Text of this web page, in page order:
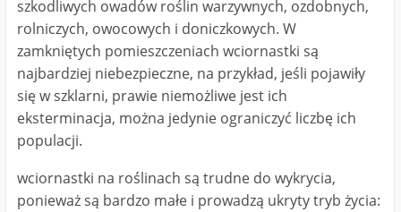
szkodliwych owadów roślin warzywnych, ozdobnych,
rolniczych, owocowych i doniczkowych. W
zamkniętych pomieszczeniach wciornastki są
najbardziej niebezpieczne, na przykład, jeśli pojawiły
się w szklarni, prawie niemożliwe jest ich
eksterminacja, można jedynie ograniczyć liczbę ich
populacji.
wciornastki na roślinach są trudne do wykrycia,
ponieważ są bardzo małe i prowadzą ukryty tryb życia: